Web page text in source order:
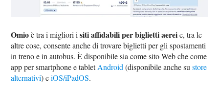
Omioè tra i migliori isiti affidabili per biglietti aereie, tra le
altre cose, consente anche di trovare biglietti per gli spostamenti
in treno e in autobus. È disponibile sia come sito Web che come
app per smartphone e tabletAndroid (disponibile anche sustore
alternativi) eiOS/iPadOS.